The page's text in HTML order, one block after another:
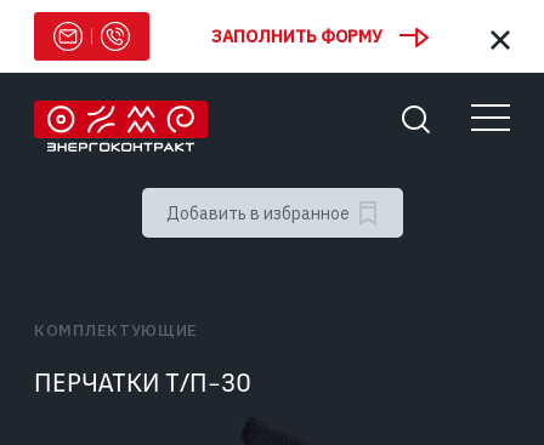
Добавить в избранное
КОМПЛЕКТУЮЩИЕ
ПЕРЧАТКИ Т/П-30
ЗАПОЛНИТЬ ФОРМУ